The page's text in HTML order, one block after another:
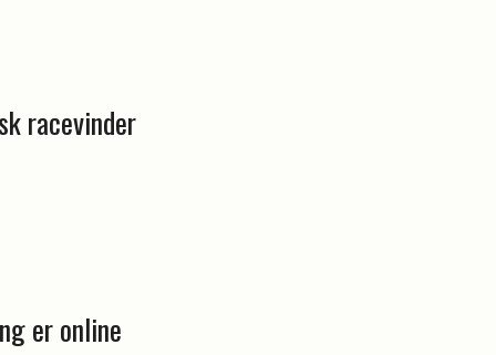
racevinder
er online